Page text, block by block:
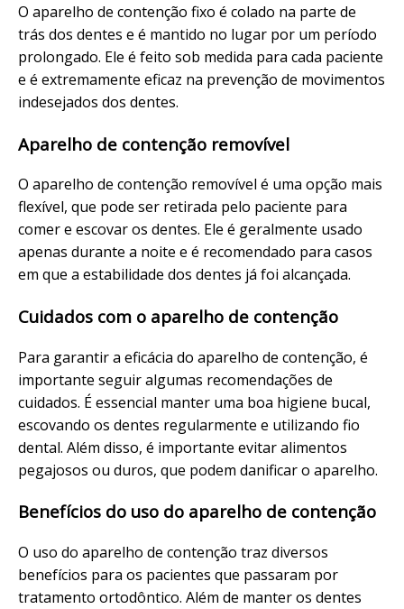
O aparelho de contenção fixo é colado na parte de
trás dos dentes e é mantido no lugar por um período
prolongado. Ele é feito sob medida para cada paciente
e é extremamente eficaz na prevenção de movimentos
indesejados dos dentes.
Aparelho de contenção removível
O aparelho de contenção removível é uma opção mais
flexível, que pode ser retirada pelo paciente para
comer e escovar os dentes. Ele é geralmente usado
apenas durante a noite e é recomendado para casos
em que a estabilidade dos dentes já foi alcançada.
Cuidados com o aparelho de contenção
Para garantir a eficácia do aparelho de contenção, é
importante seguir algumas recomendações de
cuidados. É essencial manter uma boa higiene bucal,
escovando os dentes regularmente e utilizando fio
dental. Além disso, é importante evitar alimentos
pegajosos ou duros, que podem danificar o aparelho.
Benefícios do uso do aparelho de contenção
O uso do aparelho de contenção traz diversos
benefícios para os pacientes que passaram por
tratamento ortodôntico. Além de manter os dentes